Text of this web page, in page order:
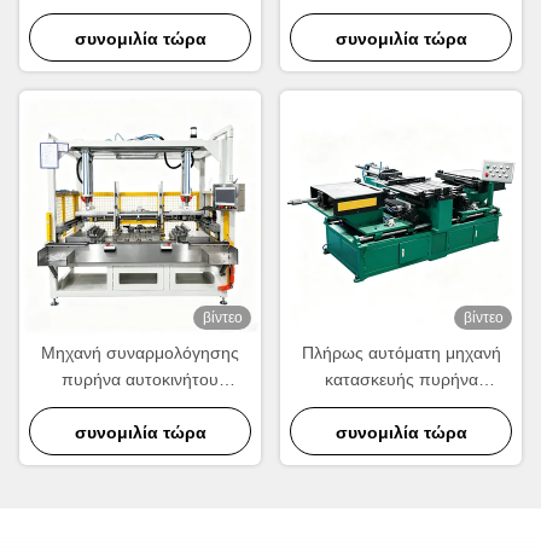
καλοριφέρ | Εξοπλισμός
συναρμολόγησης εναλλάκτη
θερμότητας κατά παραγγελία
συνομιλία τώρα
πυρήνα ψυγείου
1200×1000mm Χτίστης
πυρήνα ανταλλάκτη
θερμότητας
συνομιλία τώρα
βίντεο
Μηχανή συναρμολόγησης
πυρήνα αυτοκινήτου
συντηρητή.
συνομιλία τώρα
βίντεο
Πλήρως αυτόματη μηχανή
κατασκευής πυρήνα
ψυκτικού.
συνομιλία τώρα